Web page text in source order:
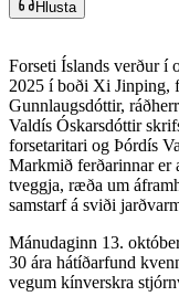
Hlusta
Forseti Íslands verður í
2025 í boði Xi Jinping,
Gunnlaugsdóttir,
Valdís Óskarsdóttir
forsetaritari og Þórdís
Markmið ferðarinnar er
tveggja, ræða um
samstarf á sviði jarðvarma, jafnréttismála og sjálfbærrar þróunar.​​​​‌
Mánudaginn 13.
30 ára hátíðarfund
vegum kínverskra stjórnvalda og UN Women.​​​​‌